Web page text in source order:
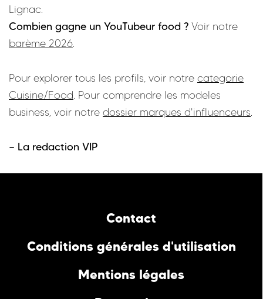
Lignac.
Combien gagne un YouTubeur food ? Voir notre
barème 2026.
Pour explorer tous les profils, voir notre categorie
Cuisine/Food. Pour comprendre les modeles
business, voir notre dossier marques d'influenceurs.
— La redaction VIP
Contact
Conditions générales d'utilisation
Mentions légales